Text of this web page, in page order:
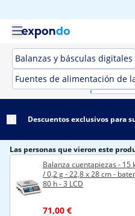
Balanzas y básculas digitales
Fuentes de alimentación de
Descuentos exclusivos para
Las personas que vieron este
Balanza cuentapiezas - 15
/ 0,2 g - 22,8 x 28 cm -
80 h - 3 LCD
71,00 €